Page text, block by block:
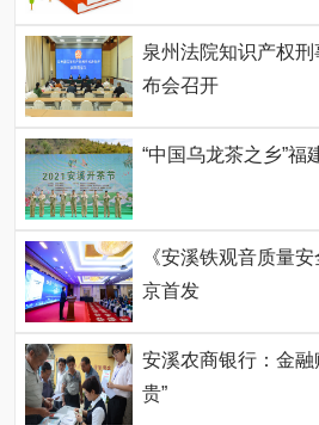
泉州法院知识产权
布会召开
“中国乌龙茶之乡”
《安溪铁观音质量
京首发
安溪农商银行：金融
贵”